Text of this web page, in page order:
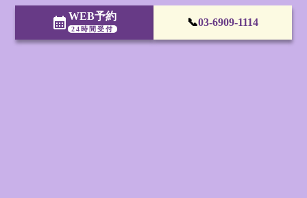
calendar_month WEB予約
24時間受付
📞03-6909-1114